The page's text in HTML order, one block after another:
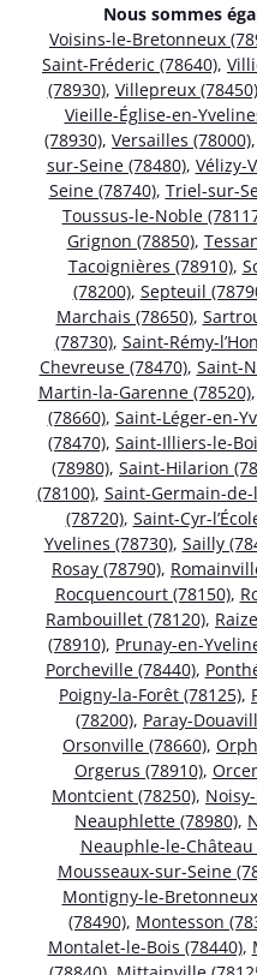
Nous sommes
Voisins-le-Bretonneux
Saint-Fréderic (78640),
(78930), Villepreux (78450)
Vieille-Église-en-
(78930), Versailles (78000),
sur-Seine (78480), Vélizy-
Seine (78740), Triel-sur-
Toussus-le-Noble
Grignon (78850),
Tacoignières (78910),
(78200), Septeuil
Marchais (78650),
(78730), Saint-Rémy-
Chevreuse (78470), Saint-
Martin-la-Garenne (78520),
(78660), Saint-Léger-en-
(78470), Saint-Illiers-le-
(78980), Saint-Hilarion
(78100), Saint-Germain-de-
(78720), Saint-Cyr-
Yvelines (78730), Sailly
Rosay (78790),
Rocquencourt (78150),
Rambouillet (78120),
(78910), Prunay-en-
Porcheville (78440),
Poigny-la-Forêt (78125),
(78200), Paray-
Orsonville (78660),
Orgerus (78910),
Montcient (78250),
Neauphlette (78980),
Neauphle-le-Château
Mousseaux-sur-Seine
Montigny-le-
(78490), Montesson
Montalet-le-Bois (78440),